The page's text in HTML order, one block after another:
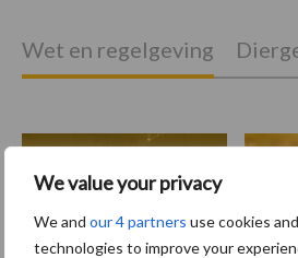
We value your privacy
We and our 4 partners use cookies
technologies to improve your
Wet en regelgeving
Pluimveerechten